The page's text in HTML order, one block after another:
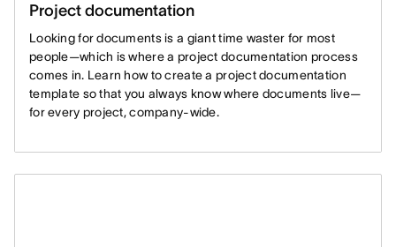
Project documentation
Looking for documents is a giant time waster for most
people—which is where a project documentation process
comes in. Learn how to create a project documentation
template so that you always know where documents live—
for every project, company-wide.